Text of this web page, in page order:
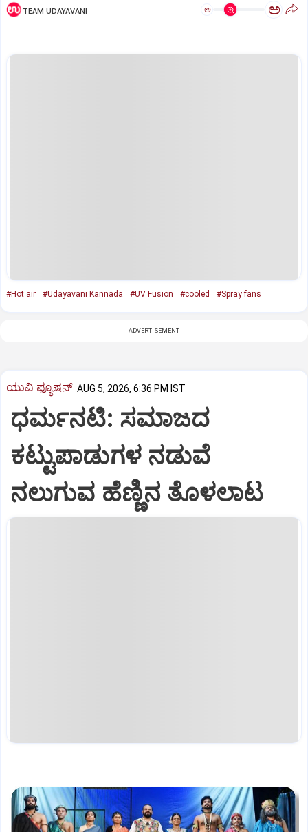
TEAM UDAYAVANI ಅ ಅ
#Hot air #Udayavani Kannada #UV Fusion #cooled #Spray fans
ADVERTISEMENT
ಯುವಿ ಫ್ಯೂಷನ್ AUG 5, 2026, 6:36 PM IST
ಧರ್ಮನಟಿ: ಸಮಾಜದ
ಕಟ್ಟುಪಾಡುಗಳ ನಡುವೆ
ನಲುಗುವ ಹೆಣ್ಣಿನ ತೊಳಲಾಟ